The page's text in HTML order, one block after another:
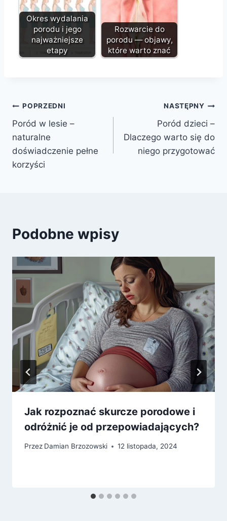
Okres wydalania
porodu i jego
najważniejsze
etapy
Rozwarcie do
porodu — objawy,
które warto znać
Nawigacja
wpisu
POPRZEDNI
Poród w lesie –
naturalne
doświadczenie pełne
korzyści
NASTĘPNY
Poród dzieci –
Dlaczego warto się do
niego przygotować
Podobne wpisy
Jak rozpoznać skurcze porodowe i
odróżnić je od przepowiadających?
Przez Damian Brzozowski 12 listopada, 2024